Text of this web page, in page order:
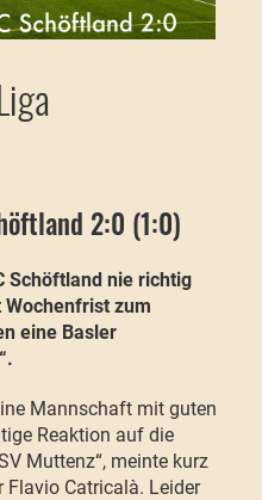
2:0 (1:0)
Schöftland nie richtig
zum
eine Basler
Mannschaft mit guten
Reaktion auf die
Muttenz“, meinte kurz
Flavio Catricalà. Leider